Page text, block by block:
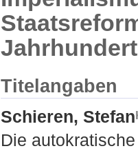
Jahrhundert
Titelangaben
Schieren, Stefan
Die